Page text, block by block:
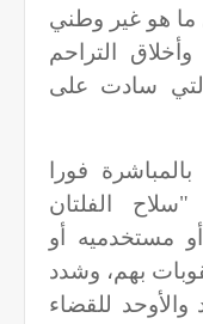
ما هو غير وطني
التراحم
التي سادت على
فورا
الفلتان
مستخدميه أو
بهم، وشدد
للقضاء